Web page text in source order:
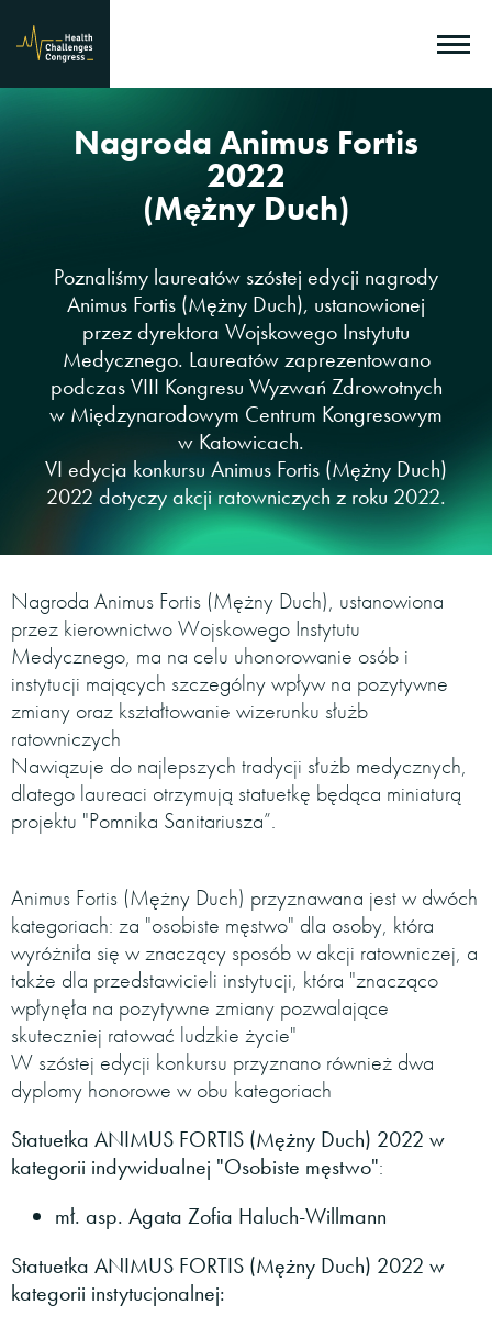
Nagroda Animus Fortis
2022
(Mężny Duch)
Poznaliśmy laureatów szóstej edycji nagrody
Animus Fortis (Mężny Duch), ustanowionej
przez dyrektora Wojskowego Instytutu
Medycznego. Laureatów zaprezentowano
podczas VIII Kongresu Wyzwań Zdrowotnych
w Międzynarodowym Centrum Kongresowym
w Katowicach.
VI edycja konkursu Animus Fortis (Mężny Duch)
2022 dotyczy akcji ratowniczych z roku 2022.
Nagroda Animus Fortis (Mężny Duch), ustanowiona
przez kierownictwo Wojskowego Instytutu
Medycznego, ma na celu uhonorowanie osób i
instytucji mających szczególny wpływ na pozytywne
zmiany oraz kształtowanie wizerunku służb
ratowniczych
Nawiązuje do najlepszych tradycji służb medycznych,
dlatego laureaci otrzymują statuetkę będąca miniaturą
projektu "Pomnika Sanitariusza”.
Animus Fortis (Mężny Duch) przyznawana jest w dwóch
kategoriach: za "osobiste męstwo" dla osoby, która
wyróżniła się w znaczący sposób w akcji ratowniczej, a
także dla przedstawicieli instytucji, która "znacząco
wpłynęła na pozytywne zmiany pozwalające
skuteczniej ratować ludzkie życie"
W szóstej edycji konkursu przyznano również dwa
dyplomy honorowe w obu kategoriach
Statuetka ANIMUS FORTIS (Mężny Duch) 2022 w
kategorii indywidualnej "Osobiste męstwo":
mł. asp. Agata Zofia Haluch-Willmann
Statuetka ANIMUS FORTIS (Mężny Duch) 2022 w
kategorii instytucjonalnej: